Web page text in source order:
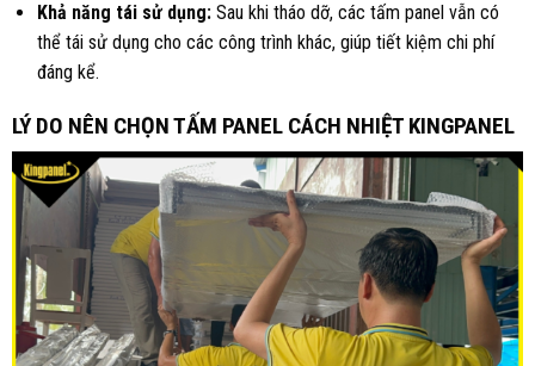
Khả năng tái sử dụng: Sau khi tháo dỡ, các tấm panel vẫn có
thể tái sử dụng cho các công trình khác, giúp tiết kiệm chi phí
đáng kể.
LÝ DO NÊN CHỌN TẤM PANEL CÁCH NHIỆT KINGPANEL